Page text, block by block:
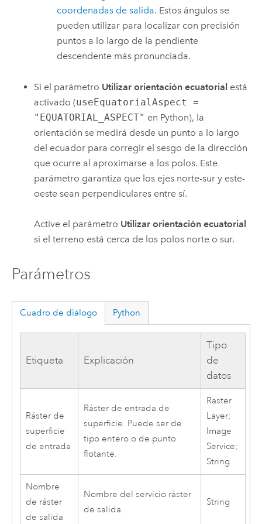
coordenadas de salida. Estos ángulos se
pueden utilizar para localizar con precisión
puntos a lo largo de la pendiente
descendente más pronunciada.
Si el parámetro Utilizar orientación ecuatorial está
activado (useEquatorialAspect =
"EQUATORIAL_ASPECT" en Python), la
orientación se medirá desde un punto a lo largo
del ecuador para corregir el sesgo de la dirección
que ocurre al aproximarse a los polos. Este
parámetro garantiza que los ejes norte-sur y este-
oeste sean perpendiculares entre sí.
Active el parámetro Utilizar orientación ecuatorial
si el terreno está cerca de los polos norte o sur.
Parámetros
Cuadro de diálogo Python
Etiqueta Explicación
Tipo
de
datos
Ráster de
superficie
de entrada
Ráster de entrada de
superficie. Puede ser de
tipo entero o de punto
flotante.
Raster
Layer;
Image
Service;
String
Nombre
de ráster
de salida
Nombre del servicio ráster
de salida.
String